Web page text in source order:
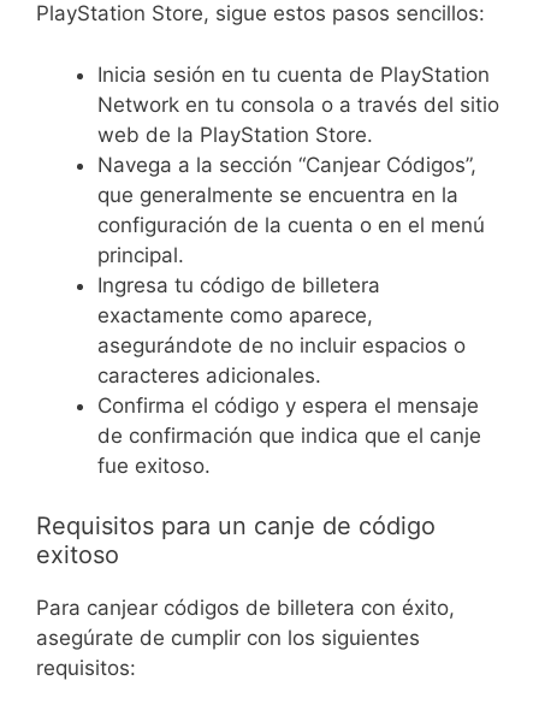
PlayStation Store, sigue estos pasos sencillos:
Inicia sesión en tu cuenta de PlayStation
Network en tu consola o a través del sitio
web de la PlayStation Store.
Navega a la sección “Canjear Códigos”,
que generalmente se encuentra en la
configuración de la cuenta o en el menú
principal.
Ingresa tu código de billetera
exactamente como aparece,
asegurándote de no incluir espacios o
caracteres adicionales.
Confirma el código y espera el mensaje
de confirmación que indica que el canje
fue exitoso.
Requisitos para un canje de código
exitoso
Para canjear códigos de billetera con éxito,
asegúrate de cumplir con los siguientes
requisitos: